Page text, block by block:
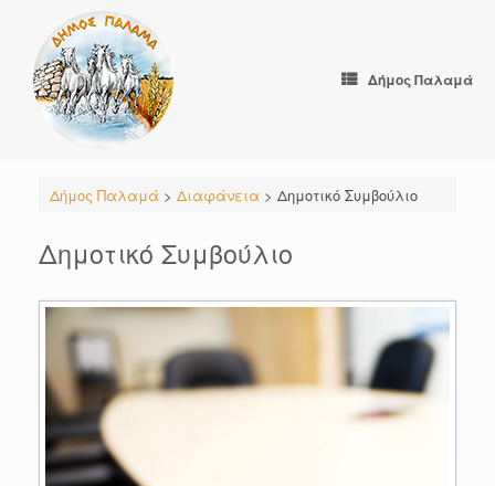
content
Δήμος Παλαμά
Δήμος Παλαμά > Διαφάνεια > Δημοτικό Συμβούλιο
Δημοτικό Συμβούλιο